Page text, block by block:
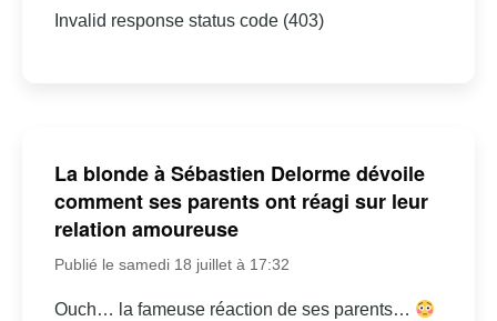
Invalid response status code (403)
La blonde à Sébastien Delorme dévoile
comment ses parents ont réagi sur leur
relation amoureuse
Publié le samedi 18 juillet à 17:32
Ouch… la fameuse réaction de ses parents…